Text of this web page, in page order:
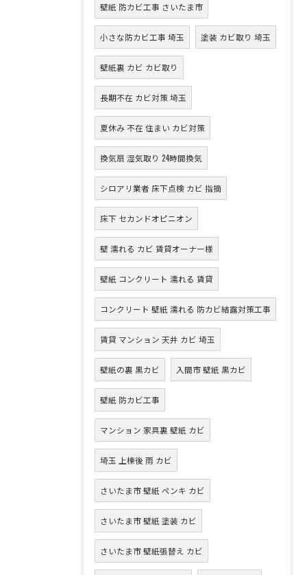
壁紙 防カビ工事 さいたま市
小さな防カビ工事 埼玉 塗装 カビ取り 埼玉
壁紙裏 カビ カビ取り
長期不在 カビ対策 埼玉
夏休み 不在 住まい カビ対策
換気扇 湿気取り 24時間換気
シロアリ業者 床下点検 カビ 指摘
床下 セカンドオピニオン
壁 濡れる カビ 賃貸オーナー様
壁紙 コンクリート 濡れる 賃貸
コンクリート 壁紙 濡れる 防カビ結露対策工事
賃貸 マンション 天井 カビ 埼玉
壁紙の裏 黒カビ 入間市 壁紙 黒カビ
壁紙 防カビ工事
マンション 家具裏 壁紙 カビ
埼玉 上棟後 雨 カビ
さいたま市 壁紙 ペンキ カビ
さいたま市 壁紙 塗装 カビ
さいたま市 壁紙張替え カビ